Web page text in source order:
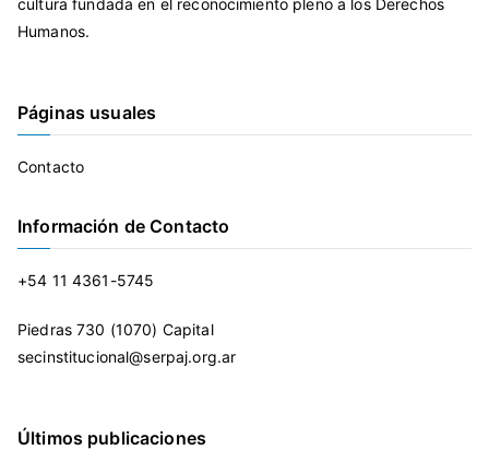
Humanos.
Páginas usuales
Contacto
Información de Contacto
+54 11 4361-5745
Piedras 730 (1070) Capital
secinstitucional@serpaj.org.ar
Últimos publicaciones